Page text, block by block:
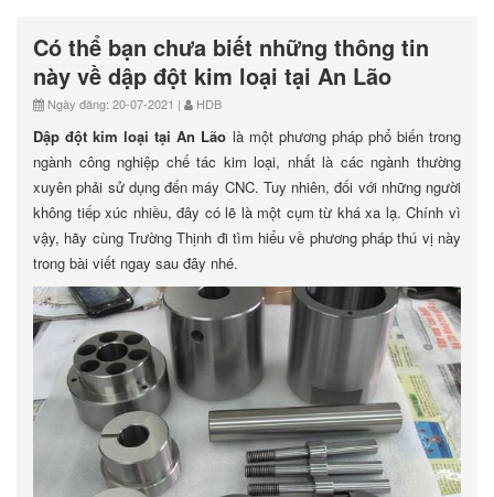
Có thể bạn chưa biết những thông tin
này về dập đột kim loại tại An Lão
Ngày đăng: 20-07-2021 | HDB
Dập đột kim loại tại An Lão là một phương pháp phổ biến trong
ngành công nghiệp chế tác kim loại, nhất là các ngành thường
xuyên phải sử dụng đến máy CNC. Tuy nhiên, đối với những người
không tiếp xúc nhiều, đây có lẽ là một cụm từ khá xa lạ. Chính vì
vậy, hãy cùng Trường Thịnh đi tìm hiểu về phương pháp thú vị này
trong bài viết ngay sau đây nhé.